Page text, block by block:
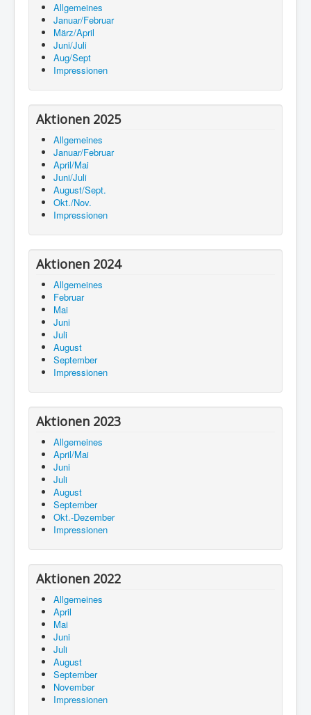
Allgemeines
Januar/Februar
März/April
Juni/Juli
Aug/Sept
Impressionen
Aktionen 2025
Allgemeines
Januar/Februar
April/Mai
Juni/Juli
August/Sept.
Okt./Nov.
Impressionen
Aktionen 2024
Allgemeines
Februar
Mai
Juni
Juli
August
September
Impressionen
Aktionen 2023
Allgemeines
April/Mai
Juni
Juli
August
September
Okt.-Dezember
Impressionen
Aktionen 2022
Allgemeines
April
Mai
Juni
Juli
August
September
November
Impressionen